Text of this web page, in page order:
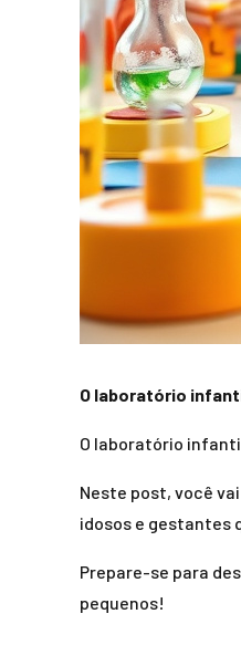
O laboratório
O laboratório
Neste post, você
idosos e gestantes
Prepare-se para
pequenos!